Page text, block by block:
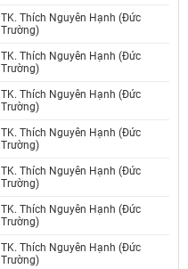
TK. Thích Nguyên Hạnh (Đức
Trường)
TK. Thích Nguyên Hạnh (Đức
Trường)
TK. Thích Nguyên Hạnh (Đức
Trường)
TK. Thích Nguyên Hạnh (Đức
Trường)
TK. Thích Nguyên Hạnh (Đức
Trường)
TK. Thích Nguyên Hạnh (Đức
Trường)
TK. Thích Nguyên Hạnh (Đức
Trường)